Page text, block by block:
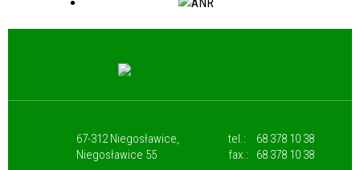
67-312 Niegosławice,
Niegosławice 55
tel.:
68 378 10 38
fax.:
68 378 10 38